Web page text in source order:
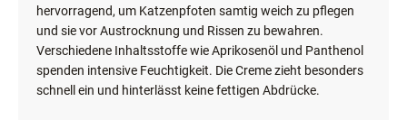
hervorragend, um Katzenpfoten samtig weich zu pflegen
und sie vor Austrocknung und Rissen zu bewahren.
Verschiedene Inhaltsstoffe wie Aprikosenöl und Panthenol
spenden intensive Feuchtigkeit. Die Creme zieht besonders
schnell ein und hinterlässt keine fettigen Abdrücke.